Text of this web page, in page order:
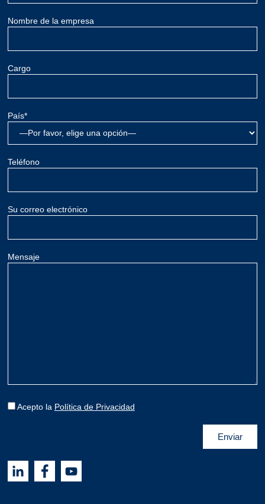
Nombre de la empresa
Cargo
País*
Teléfono
Su correo electrónico
Mensaje
Acepto la Política de Privacidad